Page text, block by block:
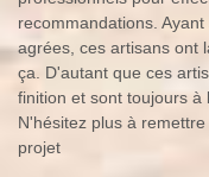
recommandations.
agrées, ces artisans ont
ça. D'autant que ces
finition et sont toujours à
N'hésitez plus à
projet